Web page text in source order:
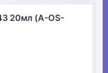
20мл (A-OS-